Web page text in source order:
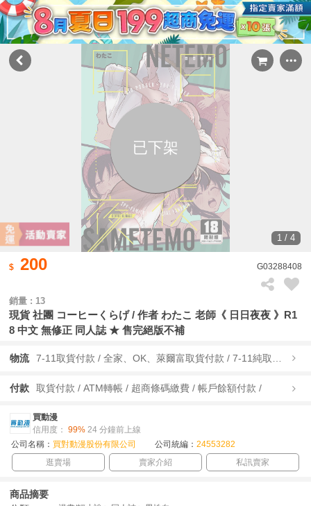
已下架
1 / 4
200 G03288408
銷量 : 13
現貨 社團 コーヒーくらげ / 作者 わたこ 老師《 日日夜夜 》R1
8 中文 無修正 同人誌 ★ 售完絕版不補
物流
付款 取貨付款 / ATM轉帳 / 超商條碼繳費 / 帳戶餘額付款 /
買動漫
信用度： 99% 24 分鐘前上線
公司名稱： 買對動漫股份有限公司 公司統編： 24553282
逛賣場
賣家介紹 私訊賣家
商品摘要